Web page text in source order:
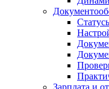
Зарплата и